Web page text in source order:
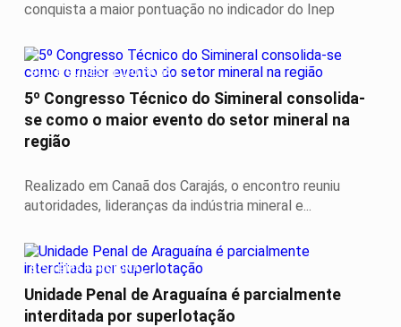
conquista a maior pontuação no indicador do Inep
SUL E SUDESTE DO PARÁ
5º Congresso Técnico do Simineral consolida-
se como o maior evento do setor mineral na
região
Realizado em Canaã dos Carajás, o encontro reuniu
autoridades, lideranças da indústria mineral e...
SISTEMA PRISIONAL
Unidade Penal de Araguaína é parcialmente
interditada por superlotação